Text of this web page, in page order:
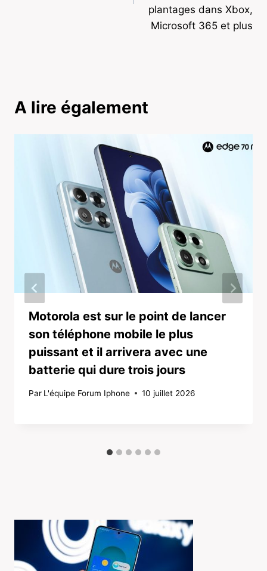
plantages dans Xbox,
Microsoft 365 et plus
A lire également
Motorola est sur le point de lancer
son téléphone mobile le plus
puissant et il arrivera avec une
batterie qui dure trois jours
Par L'équipe Forum Iphone 10 juillet 2026